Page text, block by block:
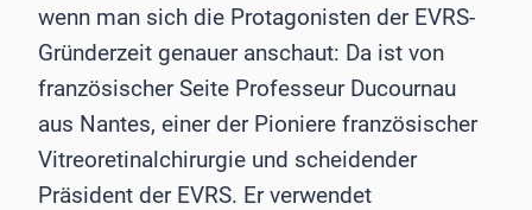
wenn man sich die Protagonisten der EVRS-
Gründerzeit genauer anschaut: Da ist von
französischer Seite Professeur Ducournau
aus Nantes, einer der Pioniere französischer
Vitreoretinalchirurgie und scheidender
Präsident der EVRS. Er verwendet